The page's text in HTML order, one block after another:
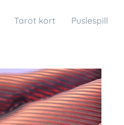
Tarot kort Puslespill